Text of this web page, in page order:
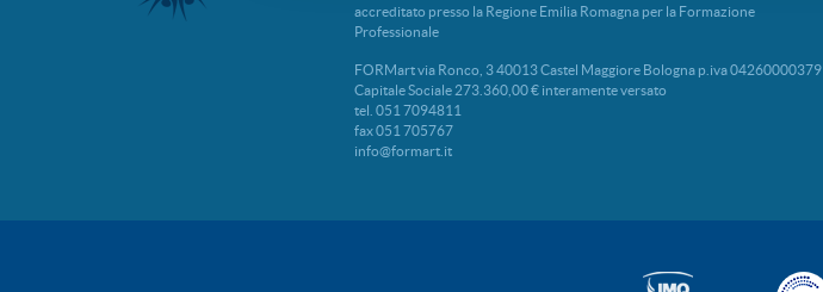
accreditato presso la Regione Emilia Romagna per la Formazione
Professionale
FORMart via Ronco, 3 40013 Castel Maggiore Bologna p.iva 04260000379
Capitale Sociale 273.360,00 € interamente versato
tel. 051 7094811
fax 051 705767
info@formart.it